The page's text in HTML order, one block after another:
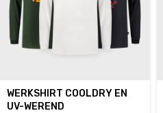
WERKSHIRT COOLDRY EN
UV-WEREND